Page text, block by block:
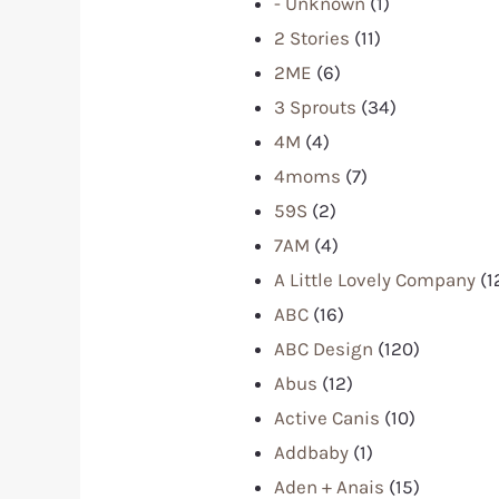
2 Stories (11)
2ME (6)
3 Sprouts (34)
4M (4)
4moms (7)
59S (2)
7AM (4)
A Little Lovely Company
ABC (16)
ABC Design (120)
Abus (12)
Active Canis (10)
Addbaby (1)
Aden + Anais (15)